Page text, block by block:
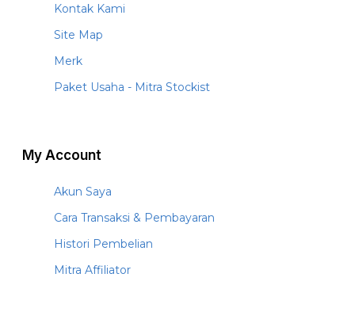
Kontak Kami
Site Map
Merk
Paket Usaha - Mitra Stockist
My Account
Akun Saya
Cara Transaksi & Pembayaran
Histori Pembelian
Mitra Affiliator